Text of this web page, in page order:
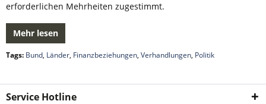
erforderlichen Mehrheiten zugestimmt.
Mehr lesen
Tags: Bund, Länder, Finanzbeziehungen, Verhandlungen, Politik
Service Hotline